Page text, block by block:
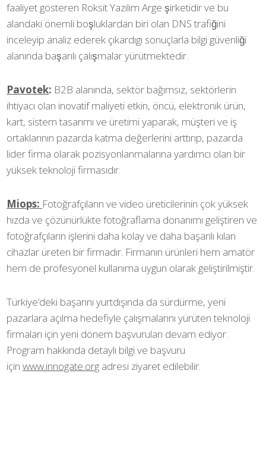
faaliyet gösteren Roksit Yazılım Arge şirketidir ve bu
alandaki önemli boşluklardan biri olan DNS trafiğini
inceleyip analiz ederek çıkardıgı sonuçlarla bilgi güvenliği
alanında başarılı çalışmalar yürütmektedir.
Pavotek: B2B alanında, sektör bağımsız, sektörlerin
ihtiyacı olan inovatif maliyeti etkin, öncü, elektronik ürün,
kart, sistem tasarımı ve üretimi yaparak, müşteri ve iş
ortaklarının pazarda katma değerlerini arttırıp, pazarda
lider firma olarak pozisyonlanmalarına yardımcı olan bir
yüksek teknoloji firmasıdır.
Miops: Fotoğrafçıların ve video üreticilerinin çok yüksek
hızda ve çözünürlükte fotoğraflama donanımı geliştiren ve
fotoğrafçıların işlerini daha kolay ve daha başarılı kılan
cihazlar üreten bir firmadır. Firmanın ürünleri hem amatör
hem de profesyonel kullanıma uygun olarak geliştirilmiştir.
Türkiye’deki başarını yurtdışında da sürdürme, yeni
pazarlara açılma hedefiyle çalışmalarını yürüten teknoloji
firmaları için yeni dönem başvuruları devam ediyor.
Program hakkında detaylı bilgi ve başvuru
içinwww.innogate.org adresi ziyaret edilebilir.